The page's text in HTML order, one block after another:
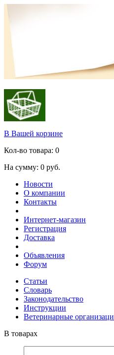
В Вашей корзине
Кол-во товара: 0
На сумму: 0 руб.
Новости
О компании
Контакты
Интернет-магазин
Регистрация
Доставка
Объявления
Форум
Статьи
Словарь
Законодательство
Инструкции
Ветеринарные
В товарах